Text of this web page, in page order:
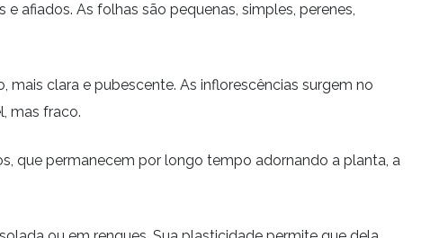
afiados. As folhas são pequenas, simples, perenes,
clara e pubescente. As inflorescências surgem no
mas fraco.
que permanecem por longo tempo adornando a planta, a